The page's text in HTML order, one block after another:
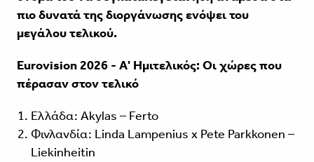
πιο δυνατά της διοργάνωσης ενόψει του
μεγάλου τελικού.
Eurovision 2026 - Α' Ημιτελικός: Οι χώρες που
πέρασαν στον τελικό
Ελλάδα: Akylas – Ferto
Φινλανδία: Linda Lampenius x Pete Parkkonen –
Liekinheitin